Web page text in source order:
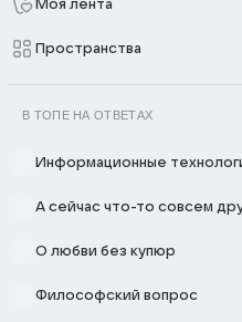
Моя лента
Пространства
В ТОПЕ НА ОТВЕТАХ
Информационные
А сейчас что-то совсем
О любви без купюр
Философский вопрос